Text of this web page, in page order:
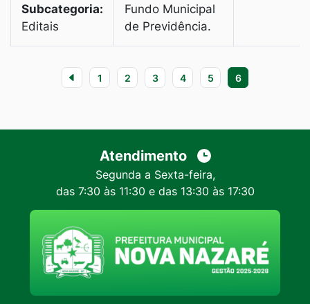
Subcategoria:
Editais
Fundo Municipal
de Previdência.
1 2 3 4 5 6
Atendimento
Segunda a Sexta-feira,
das 7:30 às 11:30 e das 13:30 às 17:30